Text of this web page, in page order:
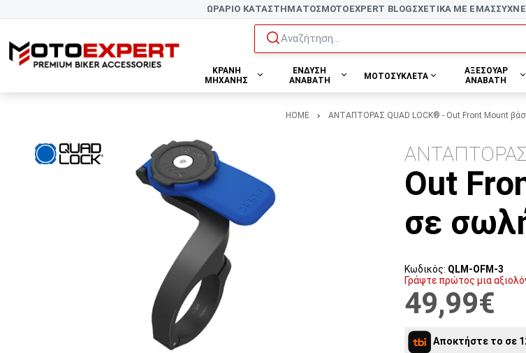
ΩΡΑΡΙΟ ΚΑΤΑΣΤΗΜΑΤΟΣMOTOEXPERT BLOGΣΧΕΤΙΚΑ ΜΕ ΕΜΑΣ
Αναζήτηση...
ΚΡΑΝΗ
ΜΗΧΑΝΗΣ
ΕΝΔΥΣΗ
ΑΝΑΒΑΤΗ
ΜΟΤΟΣΥΚΛΕΤΑ
ΑΞΕΣΟΥΑΡ
ΑΝΑΒΑΤΗ
HOME ΑΝΤΑΠΤΟΡΑΣ QUAD LOCK® - Out Front Mount
ΑΝΤΑΠΤΟΡΑΣ
Out
σε
Κωδικός: QLM-OFM-3
Γράψτε πρώτος μια
49,99€
Αποκτήστε το σε